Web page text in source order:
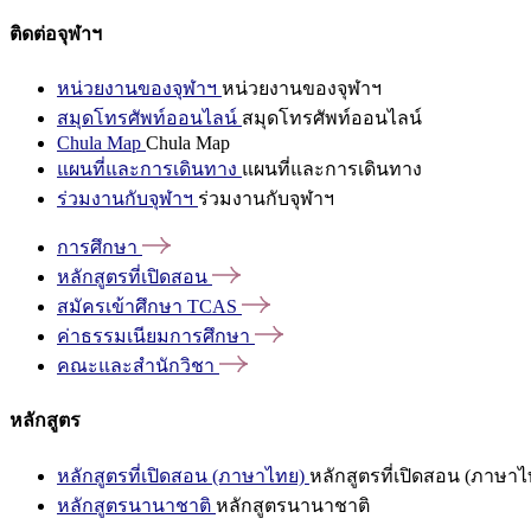
ติดต่อจุฬาฯ
หน่วยงานของจุฬาฯ หน่วยงานของจุฬาฯ
สมุดโทรศัพท์ออนไลน์ สมุดโทรศัพท์ออนไลน์
Chula Map Chula Map
แผนที่และการเดินทาง แผนที่และการเดินทาง
ร่วมงานกับจุฬาฯ ร่วมงานกับจุฬาฯ
การศึกษา
หลักสูตรที่เปิดสอน
สมัครเข้าศึกษา TCAS
ค่าธรรมเนียมการศึกษา
คณะและสำนักวิชา
หลักสูตร
หลักสูตรที่เปิดสอน (ภาษาไทย) หลักสูตรที่เปิดสอน (ภาษาไ
หลักสูตรนานาชาติ หลักสูตรนานาชาติ